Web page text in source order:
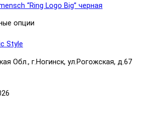
“Ring Logo Big” черная
опции
Обл., г.Ногинск, ул.Рогожская, д.67